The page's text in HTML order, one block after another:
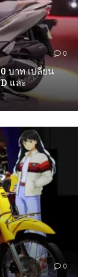
0
บาท เปลี่ยน
และ
0